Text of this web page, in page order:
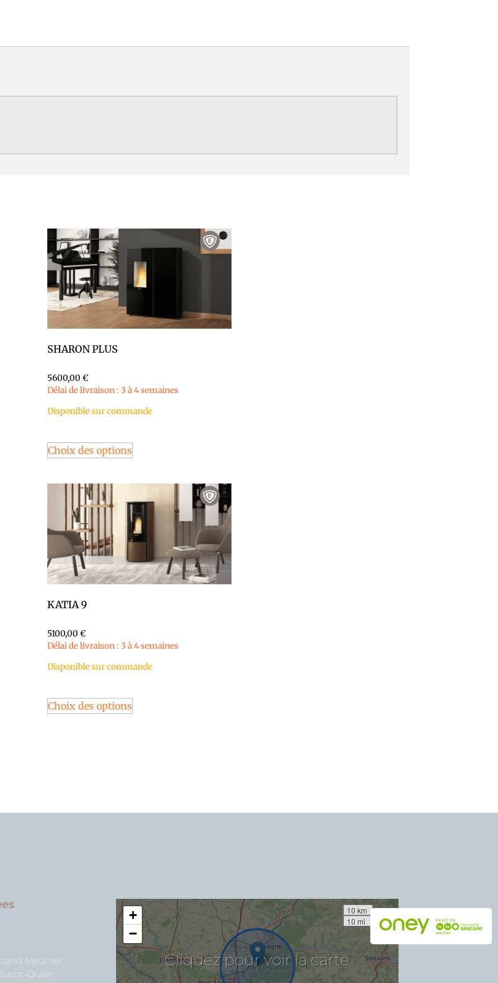
SHARON PLUS
5600,00€
Délai de livraison : 3 à 4 semaines
Disponible sur commande
Choix des options
KATIA 9
5100,00€
Délai de livraison : 3 à 4 semaines
Disponible sur commande
Choix des options
Meunier
Ouen
Cliquez pour voir la carte
+
−
10 km
10 mi